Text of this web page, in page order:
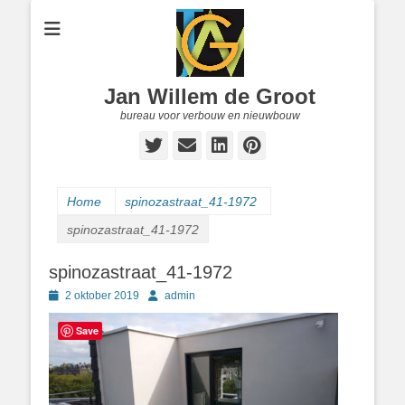
Jan Willem de Groot
bureau voor verbouw en nieuwbouw
Twitter
E-
LinkedIn
Pinterest
Home
spinozastraat_41-1972
spinozastraat_41-1972
spinozastraat_41-1972
Geplaatst
op
2 oktober 2019 Authoradmin
Save